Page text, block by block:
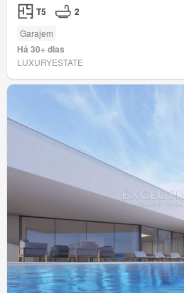
T5 2
Garajem
Há 30+ dias
LUXURYESTATE